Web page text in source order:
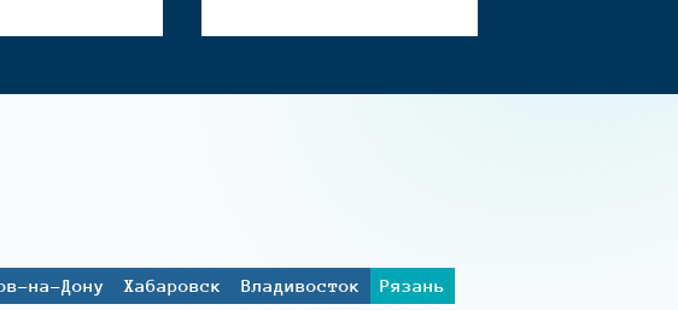
на-Дону Хабаровск Владивосток
Рязань